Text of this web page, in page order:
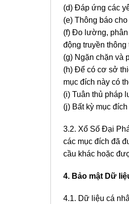
(d) Đáp ứng các
(e) Thông báo
(f) Đo lường,
động truyền thông
(g) Ngặn chặn và
(h) Để có cơ sở
mục đích này có
(i) Tuân thủ pháp
(j) Bất kỳ mục
3.2. Xổ Số Đại
các mục đích đã
cầu khác hoặc
4. Bảo mật Dữ
4.1. Dữ liệu cá